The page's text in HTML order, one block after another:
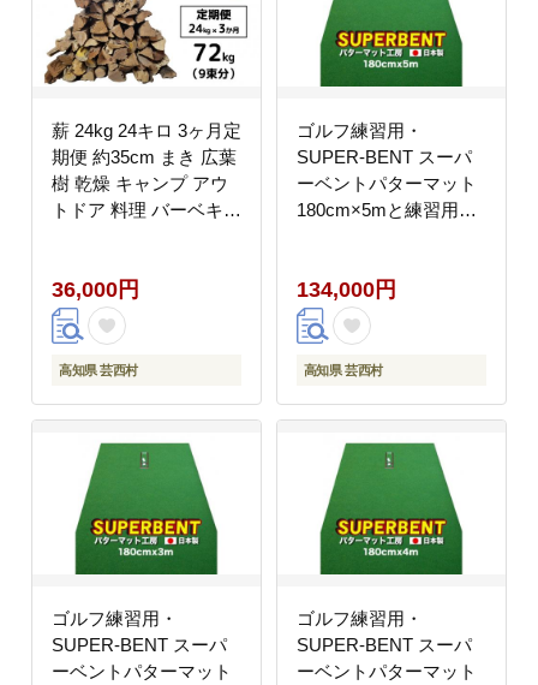
薪 24kg 24キロ 3ヶ月定
期便 約35cm まき 広葉
樹 乾燥 キャンプ アウ
トドア 料理 バーベキュ
焚き火台 熾火 燃料 ピ
ザ窯 石窯【大月町共通
返礼品】
36,000円
高知県 芸西村
ゴルフ練習用・
SUPER-BENT スーパ
ーベントパターマット
180cm×5mと練習用具
トレーニングリング付
き）
134,000円
高知県 芸西村
ゴルフ練習用・
SUPER-BENT スーパ
ーベントパターマット
ゴルフ練習用・
SUPER-BENT スーパ
ーベントパターマット